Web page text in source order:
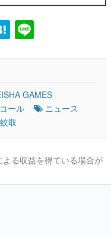
GAMES
ール
ニュース
蚊取
る収益を得ている場合が